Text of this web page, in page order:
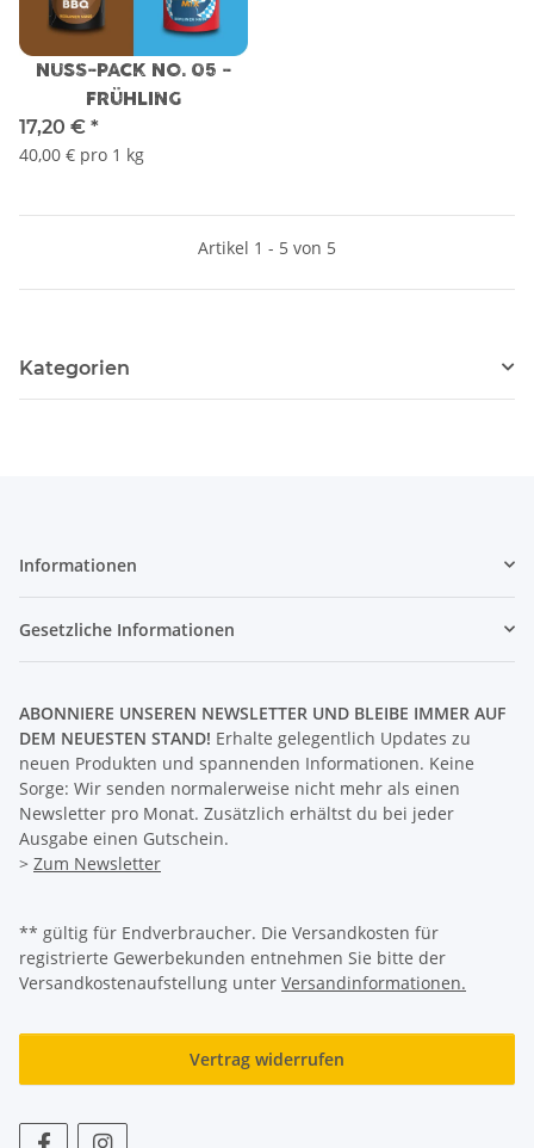
NUSS-PACK NO. 05 -
FRÜHLING
17,20 € *
40,00 € pro 1 kg
Artikel 1 - 5 von 5
Kategorien
Informationen
Gesetzliche Informationen
ABONNIERE UNSEREN NEWSLETTER UND BLEIBE IMMER AUF
DEM NEUESTEN STAND! Erhalte gelegentlich Updates zu
neuen Produkten und spannenden Informationen. Keine
Sorge: Wir senden normalerweise nicht mehr als einen
Newsletter pro Monat. Zusätzlich erhältst du bei jeder
Ausgabe einen Gutschein.
> Zum Newsletter
** gültig für Endverbraucher. Die Versandkosten für
registrierte Gewerbekunden entnehmen Sie bitte der
Versandkostenaufstellung unter Versandinformationen.
Vertrag widerrufen